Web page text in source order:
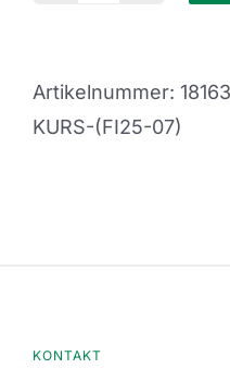
Tag
Kurs
Artikelnummer:
KURS-(FI25-07)
KONTAKT